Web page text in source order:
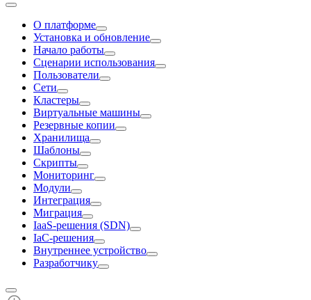
О платформе
Установка и обновление
Начало работы
Сценарии использования
Пользователи
Сети
Кластеры
Виртуальные машины
Резервные копии
Хранилища
Шаблоны
Скрипты
Мониторинг
Модули
Интеграция
Миграция
IaaS-решения (SDN)
IaC-решения
Внутреннее устройство
Разработчику